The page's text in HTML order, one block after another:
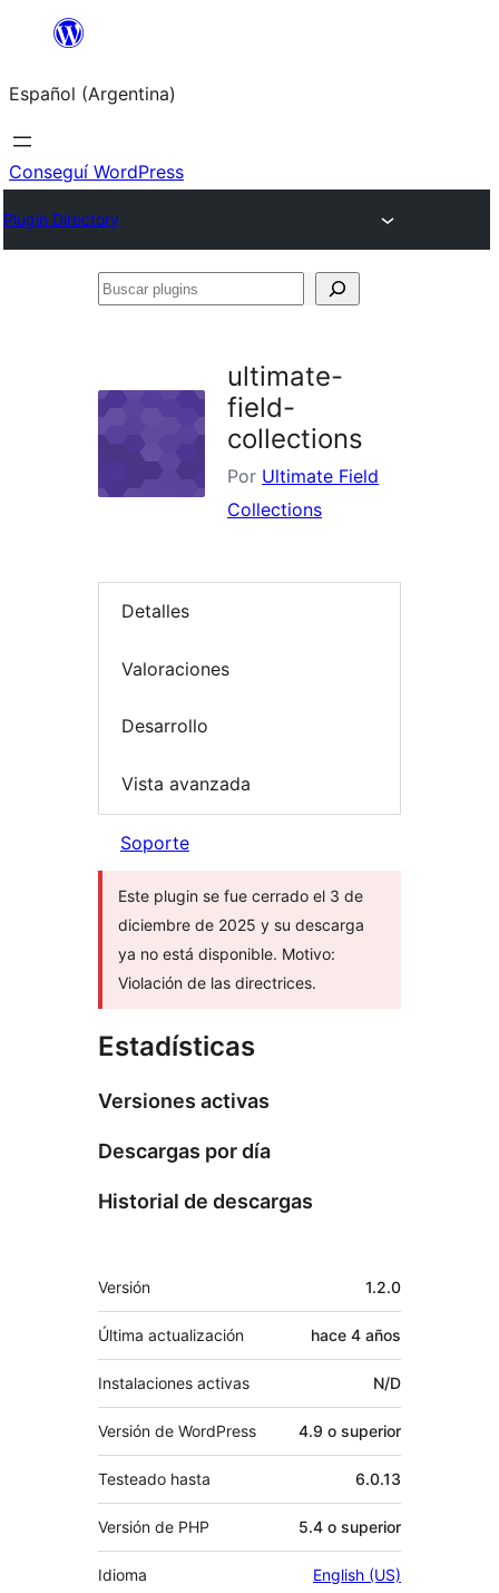
Saltar
contenido
Español (Argentina)
Conseguí WordPress
Plugin Directory
Buscar
ultimate-
field-
collections
Por Ultimate Field
Collections
Detalles
Valoraciones
Desarrollo
Vista avanzada
Soporte
Este plugin se fue cerrado el 3 de
diciembre de 2025 y su descarga
ya no está disponible. Motivo:
Violación de las directrices.
Estadísticas
Versiones activas
Descargas por día
Historial de descargas
Meta
Versión 1.2.0
Última actualización hace 4 años
Instalaciones activas N/D
Versión de WordPress 4.9 o superior
Testeado hasta 6.0.13
Versión de PHP 5.4 o superior
Idioma English (US)